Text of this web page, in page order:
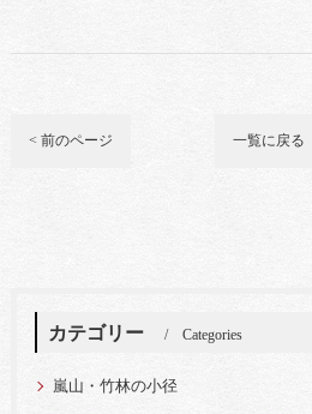
< 前のページ 一覧に戻る
カテゴリー Categories
嵐山・竹林の小径